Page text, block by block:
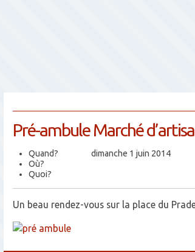
Pré-ambule Marché
Quand?
dimanche 1 juin 2014
Où?
Quoi?
Un beau rendez-vous sur la place du